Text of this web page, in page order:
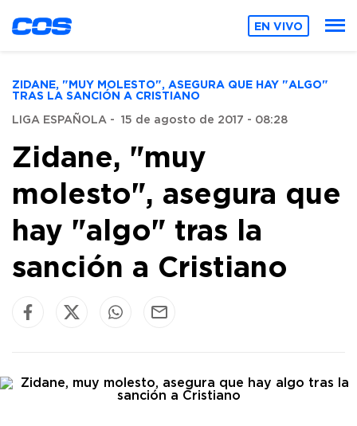
EN VIVO
ZIDANE, "MUY MOLESTO", ASEGURA QUE HAY "ALGO"
TRAS LA SANCIÓN A CRISTIANO
LIGA ESPAÑOLA - 15 de agosto de 2017 - 08:28
Zidane, "muy
molesto", asegura que
hay "algo" tras la
sanción a Cristiano